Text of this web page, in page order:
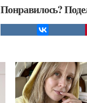
Понравилось?